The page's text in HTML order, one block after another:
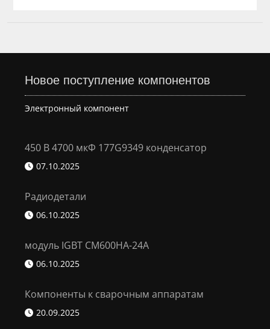
Новое поступление компонентов
Электронный компонент
450 В 4700 мкФ 177G9349 конденсатор
07.10.2025
Радиодетали
06.10.2025
модуль IGBT CM600HA-24A
06.10.2025
Компоненты к сварочным аппаратам
20.09.2025